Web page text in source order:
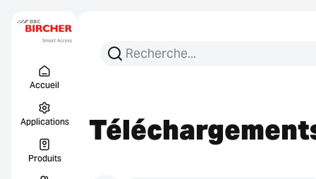
Accueil
Applications
Produits
Recherchez :
Recherche